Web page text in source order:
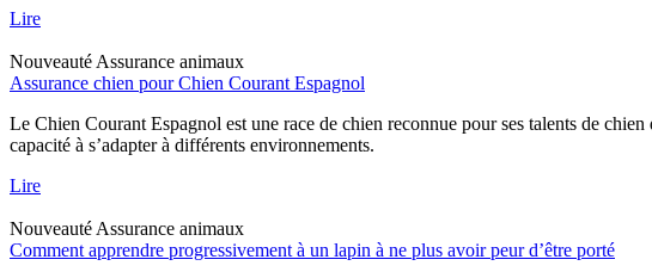
Lire
Nouveauté Assurance animaux
Assurance chien pour Chien Courant Espagnol
Le Chien Courant Espagnol est une race de chien reconnue pour ses talents de
capacité à s’adapter à différents environnements.
Lire
Nouveauté Assurance animaux
Comment apprendre progressivement à un lapin à ne plus avoir peur d’être porté